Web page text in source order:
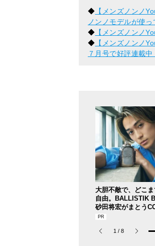
◆ 【メンズノンノ
ノンノモデルが使っ
◆ 【メンズノンノ
◆ 【メンズノンノ
７月号で好評連載中
大胆不敵で、どこま
自由。BALLISTIK
砂田将宏がまとう
の新作フレグランス
パルファム」
1 / 8